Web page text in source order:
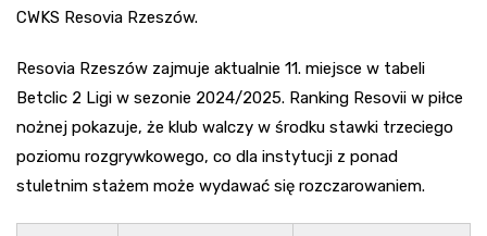
CWKS Resovia Rzeszów.
Resovia Rzeszów zajmuje aktualnie 11. miejsce w tabeli
Betclic 2 Ligi w sezonie 2024/2025. Ranking Resovii w piłce
nożnej pokazuje, że klub walczy w środku stawki trzeciego
poziomu rozgrywkowego, co dla instytucji z ponad
stuletnim stażem może wydawać się rozczarowaniem.